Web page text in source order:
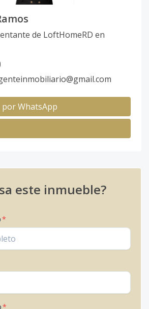
de LoftHomeRD en
por WhatsApp
este inmueble?
*
*